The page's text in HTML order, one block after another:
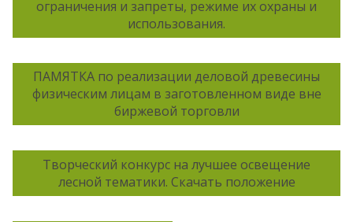
ограничения и запреты, режиме их охраны и
использования.
ПАМЯТКА по реализации деловой древесины
физическим лицам в заготовленном виде вне
биржевой торговли
Творческий конкурс на лучшее освещение
лесной тематики. Скачать положение